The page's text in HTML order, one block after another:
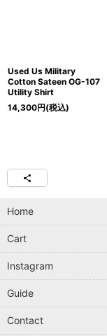
Used Us Military
Cotton Sateen OG-107
Utility Shirt
14,300円(税込)
Home
Cart
Instagram
Guide
Contact